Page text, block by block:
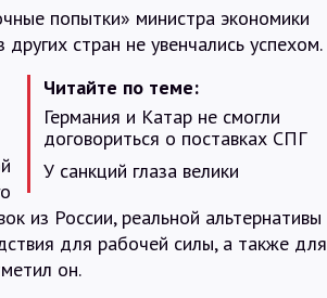
попытки» министра экономики
стран не увенчались успехом.
Читайте по теме:
Германия и Катар не смогли
договориться о поставках СПГ
У санкций глаза велики
из России, реальной альтернативы
для рабочей силы, а также для
он.